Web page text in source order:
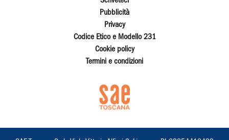
Pubblicità
Privacy
Codice Etico e Modello 231
Cookie policy
Termini e condizioni